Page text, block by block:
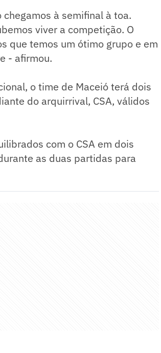
à semifinal à toa.
viver a competição. O
que temos um ótimo grupo e em
- afirmou.
o time de Maceió terá dois
do arquirrival, CSA, válidos
com o CSA em dois
as duas partidas para